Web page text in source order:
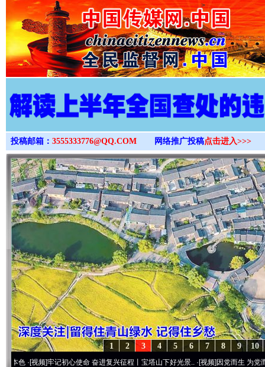
>
投稿邮箱： 3555333776@QQ.COM 网络推广投稿点击进入>>>
10
9
8
7
6
5
4
3
2
1
牢记初心使命 奋进复兴征程丨宝塔山下好光景..·[视频]因党而生 为党而战——百年